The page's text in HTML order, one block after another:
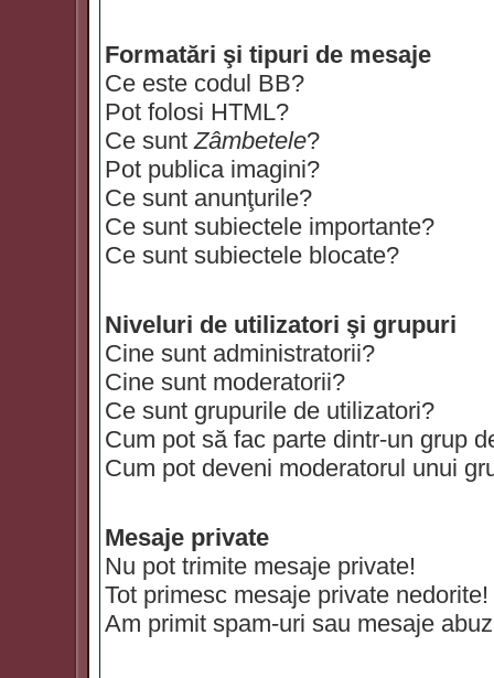
Formatări şi tipuri de mesaje
Ce este codul BB?
Pot folosi HTML?
Ce suntZâmbetele?
Pot publica imagini?
Ce sunt anunţurile?
Ce sunt subiectele importante?
Ce sunt subiectele blocate?
Niveluri de utilizatori şi grupuri
Cine sunt administratorii?
Cine sunt moderatorii?
Ce sunt grupurile de utilizatori?
Cum pot să fac parte dintr-un grup
Cum pot deveni moderatorul unui
Mesaje private
Nu pot trimite mesaje private!
Tot primesc mesaje private nedorite!
Am primit spam-uri sau mesaje